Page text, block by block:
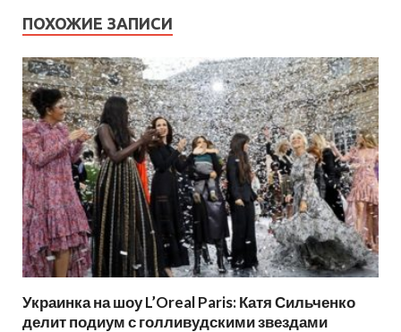
ПОХОЖИЕ ЗАПИСИ
Украинка на шоу L’Oreal Paris: Катя Сильченко
делит подиум с голливудскими звездами